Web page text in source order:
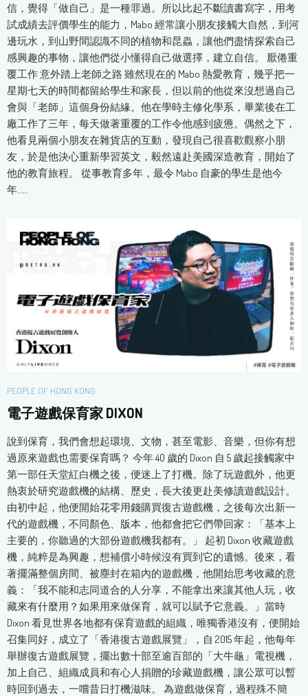
信，覺得「做自己」是一種罪過。所以比起不斷讀書寫字，用考
試成績去評價學生的能力，Mabo 經常讓小朋友接觸大自然，到河
邊玩水，到山野間認識不同的植物和昆蟲，讓他們盡情探索自己
感興趣的事物，讓他們從小懂得自己做選擇，建立自信。 厭倦重
覆工作 意外踏上老師之路 雖然現在的 Mabo 熱愛教育，幾乎把一
星期七天的時間都留給學生和家長，但以前的他從來沒想過自己
會與「老師」這個身份結緣。他在學時主修化學系，畢業後在工
廠工作了三年，每天做著重覆的工作令他感到疲憊。偶然之下，
他看見兩個小朋友在雜貨店的互動，發現自己很喜歡觀察小朋
友，於是他決心重新學習英文，毅然遠赴美國深造教育，開始了
他的教育旅程。 從事教育多年，最令 Mabo 自豪的學生是他今
年……
PEOPLE OF HONG KONG
電子遊戲保育家 DIXON
說到保育，我們會想起環境、文物，甚至電影、音樂，但你有想
過原來遊戲也需要保育嗎？ 今年 40 歲的 Dixon 自 5 歲起接觸家中
第一部任天堂紅白機之後，便迷上了打機。除了玩遊戲外，他更
熱衷於研究遊戲機的結構、歷史，長大後更赴美修讀遊戲設計。
由初中起，他便開始花零用錢購買復古遊戲機，之後每次出新一
代的遊戲機，不同顏色、版本，他都會把它們帶回家：「基本上
主要的，你聽過的大部份遊戲機我都有。」 起初 Dixon 收藏遊戲
機，純粹是為興趣，想補償小時候沒有買到它的遺憾。後來，看
著擺滿整個房間、被塵封在箱內的遊戲機，他開始思考收藏的意
義：「我不能和志同道合的人分享，不能拿出來讓其他人玩，收
藏來有什麼用？如果用來做保育，就可以賦予它意義。」當時
Dixon 看見世界各地都有保育遊戲的組織，唯獨香港沒有，便開始
召集同好，成立了「香港復古遊戲展覽」，自 2015 年起，他每年
舉辦復古遊戲展覽，擺出數十部至逾百部的「大牛龜」電視機，
加上自己、組織成員和有心人捐贈的珍藏遊戲機，讓公眾可以暫
時回到過去，一嚐昔日打機滋味。 為遊戲做保育，過程殊不簡